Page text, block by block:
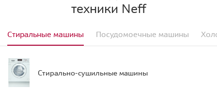
техники Neff
Стиральные машины Посудомоечные машины
Стирально-сушильные машины